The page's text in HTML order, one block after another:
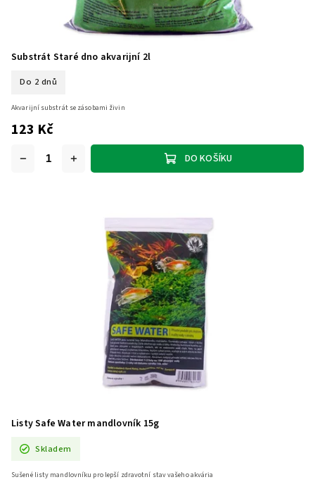
Substrát Staré dno akvarijní 2l
Do 2 dnů
123 Kč
DO KOŠÍKU
Akvarijní substrát se zásobami živin
Listy Safe Water mandlovník 15g
Skladem
Sušené listy mandlovníku pro lepší zdravotní stav vašeho akvária